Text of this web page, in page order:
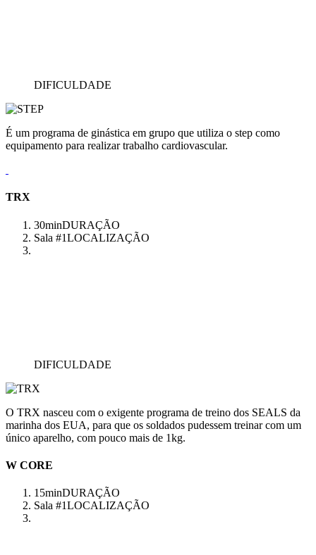
DIFICULDADE
É um programa de ginástica em grupo que utiliza o step como
equipamento para realizar trabalho cardiovascular.
TRX
30minDURAÇÃO
Sala #1LOCALIZAÇÃO
DIFICULDADE
O TRX nasceu com o exigente programa de treino dos SEALS da
marinha dos EUA, para que os soldados pudessem treinar com um
único aparelho, com pouco mais de 1kg.
W CORE
15minDURAÇÃO
Sala #1LOCALIZAÇÃO